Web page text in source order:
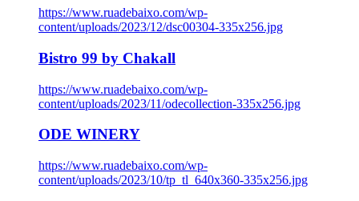
https://www.ruadebaixo.com/wp-
content/uploads/2023/12/dsc00304-335x256.jpg
Bistro 99 by Chakall
https://www.ruadebaixo.com/wp-
content/uploads/2023/11/odecollection-335x256.jpg
ODE WINERY
https://www.ruadebaixo.com/wp-
content/uploads/2023/10/tp_tl_640x360-335x256.jpg